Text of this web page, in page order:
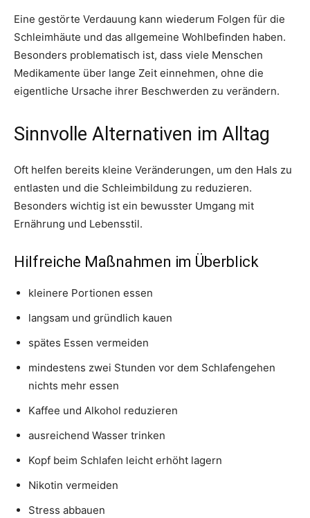
Eine gestörte Verdauung kann wiederum Folgen für die
Schleimhäute und das allgemeine Wohlbefinden haben.
Besonders problematisch ist, dass viele Menschen
Medikamente über lange Zeit einnehmen, ohne die
eigentliche Ursache ihrer Beschwerden zu verändern.
Sinnvolle Alternativen im Alltag
Oft helfen bereits kleine Veränderungen, um den Hals zu
entlasten und die Schleimbildung zu reduzieren.
Besonders wichtig ist ein bewusster Umgang mit
Ernährung und Lebensstil.
Hilfreiche Maßnahmen im Überblick
kleinere Portionen essen
langsam und gründlich kauen
spätes Essen vermeiden
mindestens zwei Stunden vor dem Schlafengehen
nichts mehr essen
Kaffee und Alkohol reduzieren
ausreichend Wasser trinken
Kopf beim Schlafen leicht erhöht lagern
Nikotin vermeiden
Stress abbauen